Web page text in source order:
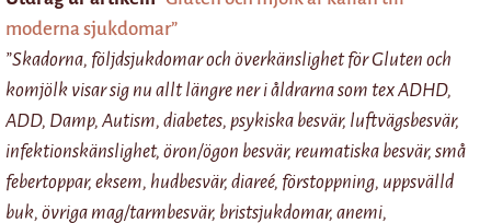
moderna sjukdomar”
”Skadorna, följdsjukdomar och överkänslighet för Gluten och
komjölk visar sig nu allt längre ner i åldrarna som tex ADHD,
ADD, Damp, Autism, diabetes, psykiska besvär, luftvägsbesvär,
infektionskänslighet, öron/ögon besvär, reumatiska besvär, små
febertoppar, eksem, hudbesvär, diareé, förstoppning, uppsvälld
buk, övriga mag/tarmbesvär, bristsjukdomar, anemi,